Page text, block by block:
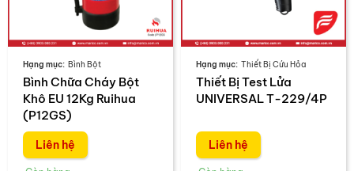
Bình Bột
Bình Chữa Cháy Bột
Khô EU 12Kg Ruihua
(P12GS)
Liên hệ
Thiết Bị Cứu Hỏa
Thiết Bị Test Lửa
UNIVERSAL T-229/4P
Liên hệ